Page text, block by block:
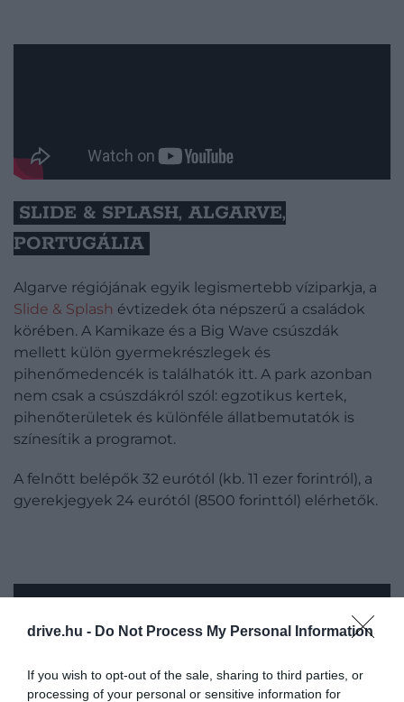
drive.hu - Do Not Process My Personal Information
If you wish to opt-out of the sale, sharing to third parties, or
processing of your personal or sensitive information for
SLIDE & SPLASH, ALGARVE,
PORTUGÁLIA
Algarve régiójának egyik legismertebb víziparkja, a
Slide & Splash évtizedek óta népszerű a családok
körében. A Kamikaze és a Big Wave csúszdák
mellett külön gyermekrészlegek és
pihenőmedencék is találhatók itt. A park azonban
nem csak a csúszdákról szól: egzotikus kertek,
pihenőterületek és különféle állatbemutatók is
színesítik a programot.
A felnőtt belépők 32 eurótól (kb. 11 ezer forintról), a
gyerekjegyek 24 eurótól (8500 forinttól) elérhetők.